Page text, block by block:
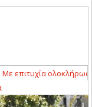
ολοκλήρωσαν